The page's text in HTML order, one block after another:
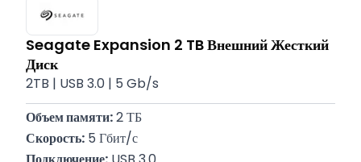
Seagate Expansion 2 TB Внешний Жесткий
Диск
2TB | USB 3.0 | 5 Gb/s
Объем памяти: 2 ТБ
Скорость: 5 Гбит/с